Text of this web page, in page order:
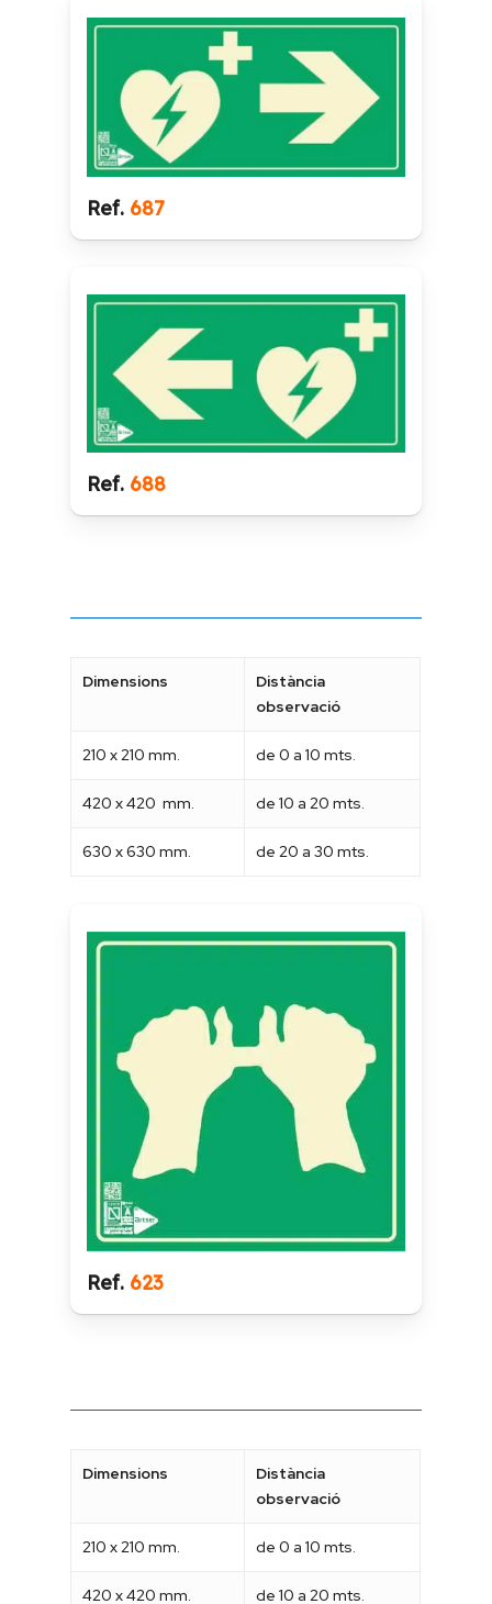
Ref. 687
Ref. 688
Dimensions
Distància
observació
210 x 210 mm. de 0 a 10 mts.
420 x 420 mm. de 10 a 20 mts.
630 x 630 mm. de 20 a 30 mts.
Ref. 623
Dimensions
Distància
observació
210 x 210 mm. de 0 a 10 mts.
420 x 420 mm. de 10 a 20 mts.